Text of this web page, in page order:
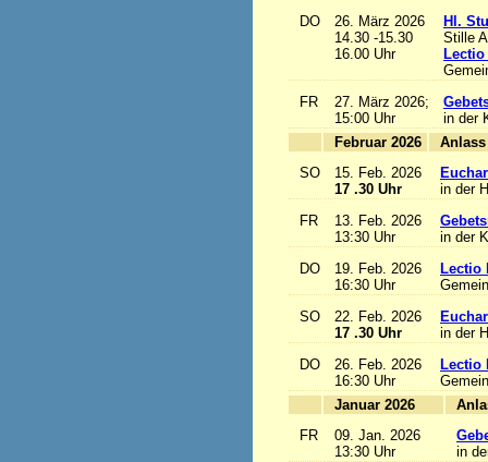
DO
26. März 2026
14.30 -15.30
16.00 Uhr
Hl.
Stille
FR
27. März 2026;
15:00 Uhr
in der
Februar 2026
SO
15. Feb. 2026
17 .30 Uhr
in der
FR
13. Feb. 2026
13:30 Uhr
in der
DO
19. Feb. 2026
16:30 Uhr
Lectio
SO
22. Feb. 2026
17 .30 Uhr
in der
DO
26. Feb. 2026
16:30 Uhr
Lectio
Januar 2026
FR
09. Jan. 2026
13:30 Uhr
in